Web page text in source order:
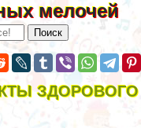
мелочей
ЗДОРОВОГО